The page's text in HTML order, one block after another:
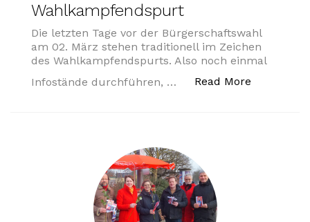
Wahlkampfendspurt
Die letzten Tage vor der Bürgerschaftswahl
am 02. März stehen traditionell im Zeichen
des Wahlkampfendspurts. Also noch einmal
Infostände durchführen, …
Read More